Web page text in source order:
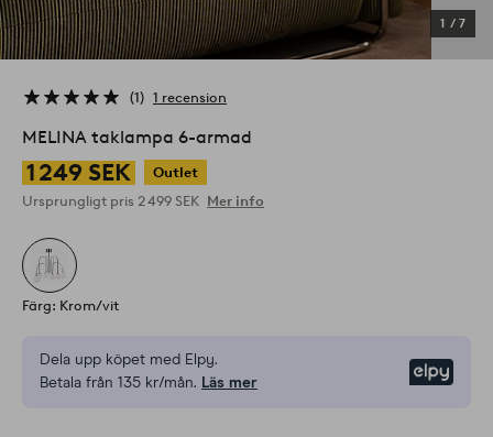
1 / 7
1 1 recension
MELINA taklampa 6-armad
1 249 SEK
Outlet
Ursprungligt pris 2 499 SEK Mer info
Färg: Krom/vit
Dela upp köpet med Elpy.
Betala från 135 kr/mån. Läs mer